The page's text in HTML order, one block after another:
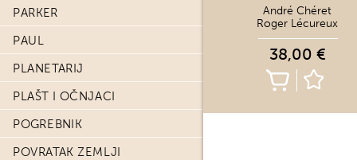
PARKER
PAUL
PLANETARIJ
PLAŠT I OČNJACI
POGREBNIK
POVRATAK ZEMLJI
André Chéret
Roger Lécureux
38,00 €